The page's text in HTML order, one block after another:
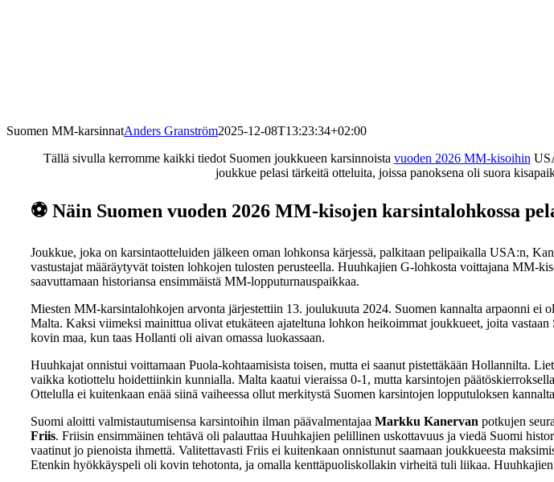
Suomen MM-karsinnatAnders Granström2025-12-08T13:23:34+02:00
Tällä sivulla kerromme kaikki tiedot Suomen joukkueen karsinnoista vuoden 2026 MM-kisoihin
joukkue pelasi tärkeitä otteluita, joissa panoksena oli suora
⚽ Näin Suomen vuoden 2026 MM-kisojen karsintalohkossa
Joukkue, joka on karsintaotteluiden jälkeen oman lohkonsa kärjessä, palkitaan pelipaikalla USA:n,
vastustajat määräytyvät toisten lohkojen tulosten perusteella. Huuhkajien G-lohkosta voittajana
saavuttamaan historiansa ensimmäistä MM-lopputurnauspaikkaa.
Miesten MM-karsintalohkojen arvonta järjestettiin 13. joulukuuta 2024. Suomen kannalta arpaonni ei
Malta. Kaksi viimeksi mainittua olivat etukäteen ajateltuna lohkon heikoimmat joukkueet, joita
kovin maa, kun taas Hollanti oli aivan omassa luokassaan.
Huuhkajat onnistui voittamaan Puola-kohtaamisista toisen, mutta ei saanut pistettäkään Hollannilta.
vaikka kotiottelu hoidettiinkin kunnialla. Malta kaatui vieraissa 0-1, mutta karsintojen
Ottelulla ei kuitenkaan enää siinä vaiheessa ollut merkitystä Suomen karsintojen lopputuloksen
Suomi aloitti valmistautumisensa karsintoihin ilman päävalmentajaa Markku Kanervan potkujen
Friis. Friisin ensimmäinen tehtävä oli palauttaa Huuhkajien pelillinen uskottavuus ja viedä Suomi
vaatinut jo pienoista ihmettä. Valitettavasti Friis ei kuitenkaan onnistunut saamaan joukkueesta
Etenkin hyökkäyspeli oli kovin tehotonta, ja omalla kenttäpuoliskollakin virheitä tuli liikaa.